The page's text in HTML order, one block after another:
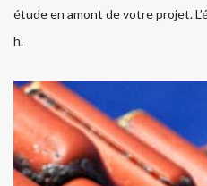
étude en amont de votre projet.
h.